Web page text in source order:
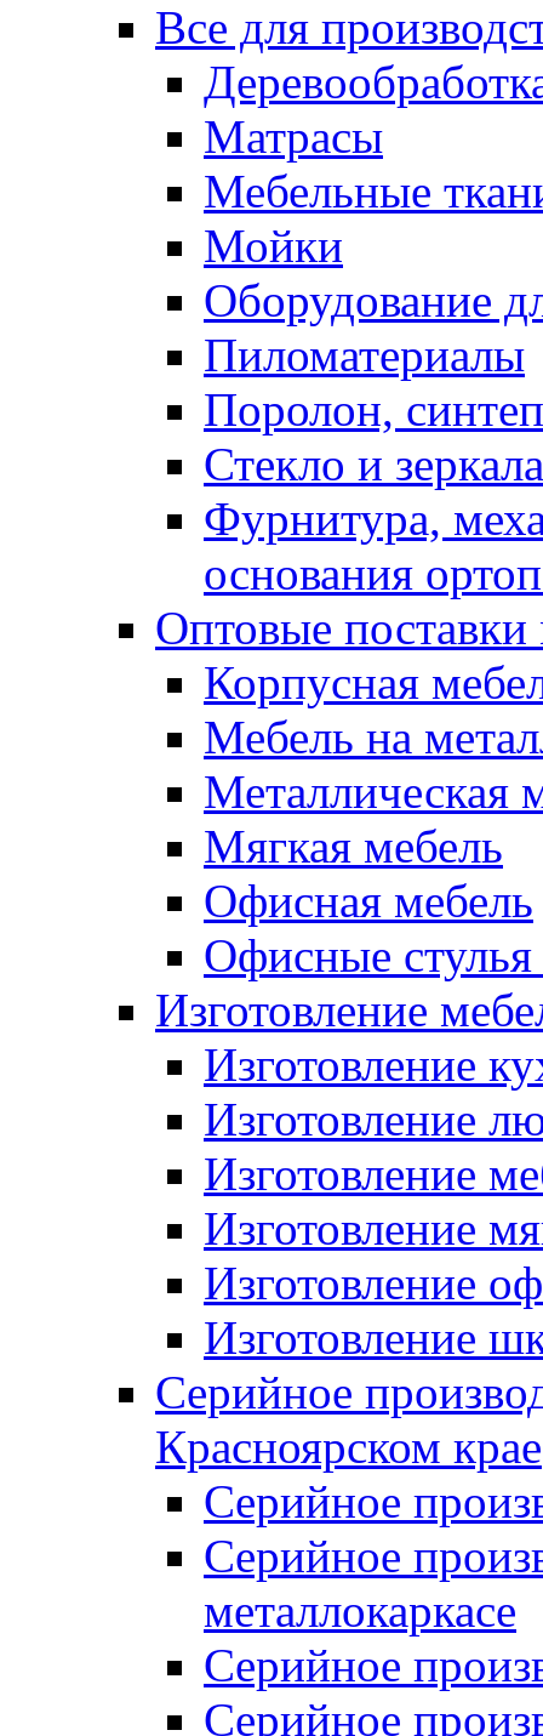
Все для
Матрасы
Мебельные
Мойки
Оборудование
Пиломатериалы
Поролон,
Стекло и зеркала
Фурнитура,
основания
Оптовые поставки
Корпусная
Мебель на
Металлическая
Мягкая мебель
Офисная мебель
Офисные стулья
Изготовление
Изготовление
Изготовление
Изготовление
Изготовление
Изготовление
Изготовление
Серийное
Красноярском крае
Серийное
Серийное
металлокаркасе
Серийное
Серийное